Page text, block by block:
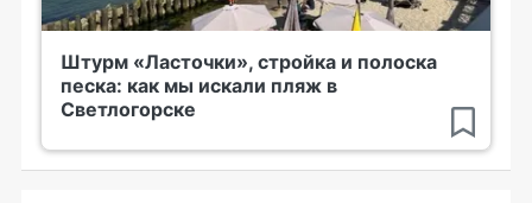
Штурм «Ласточки», стройка и полоска
песка: как мы искали пляж в
Светлогорске